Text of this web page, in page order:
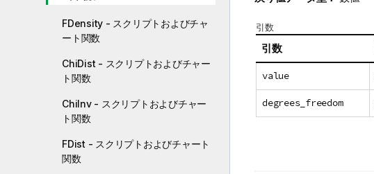
FDensity - スクリプトおよびチャ
ート関数
ChiDist - スクリプトおよびチャー
ト関数
ChiInv - スクリプトおよびチャー
ト関数
FDist - スクリプトおよびチャート
関数
引数
引数
value
degrees_freedom